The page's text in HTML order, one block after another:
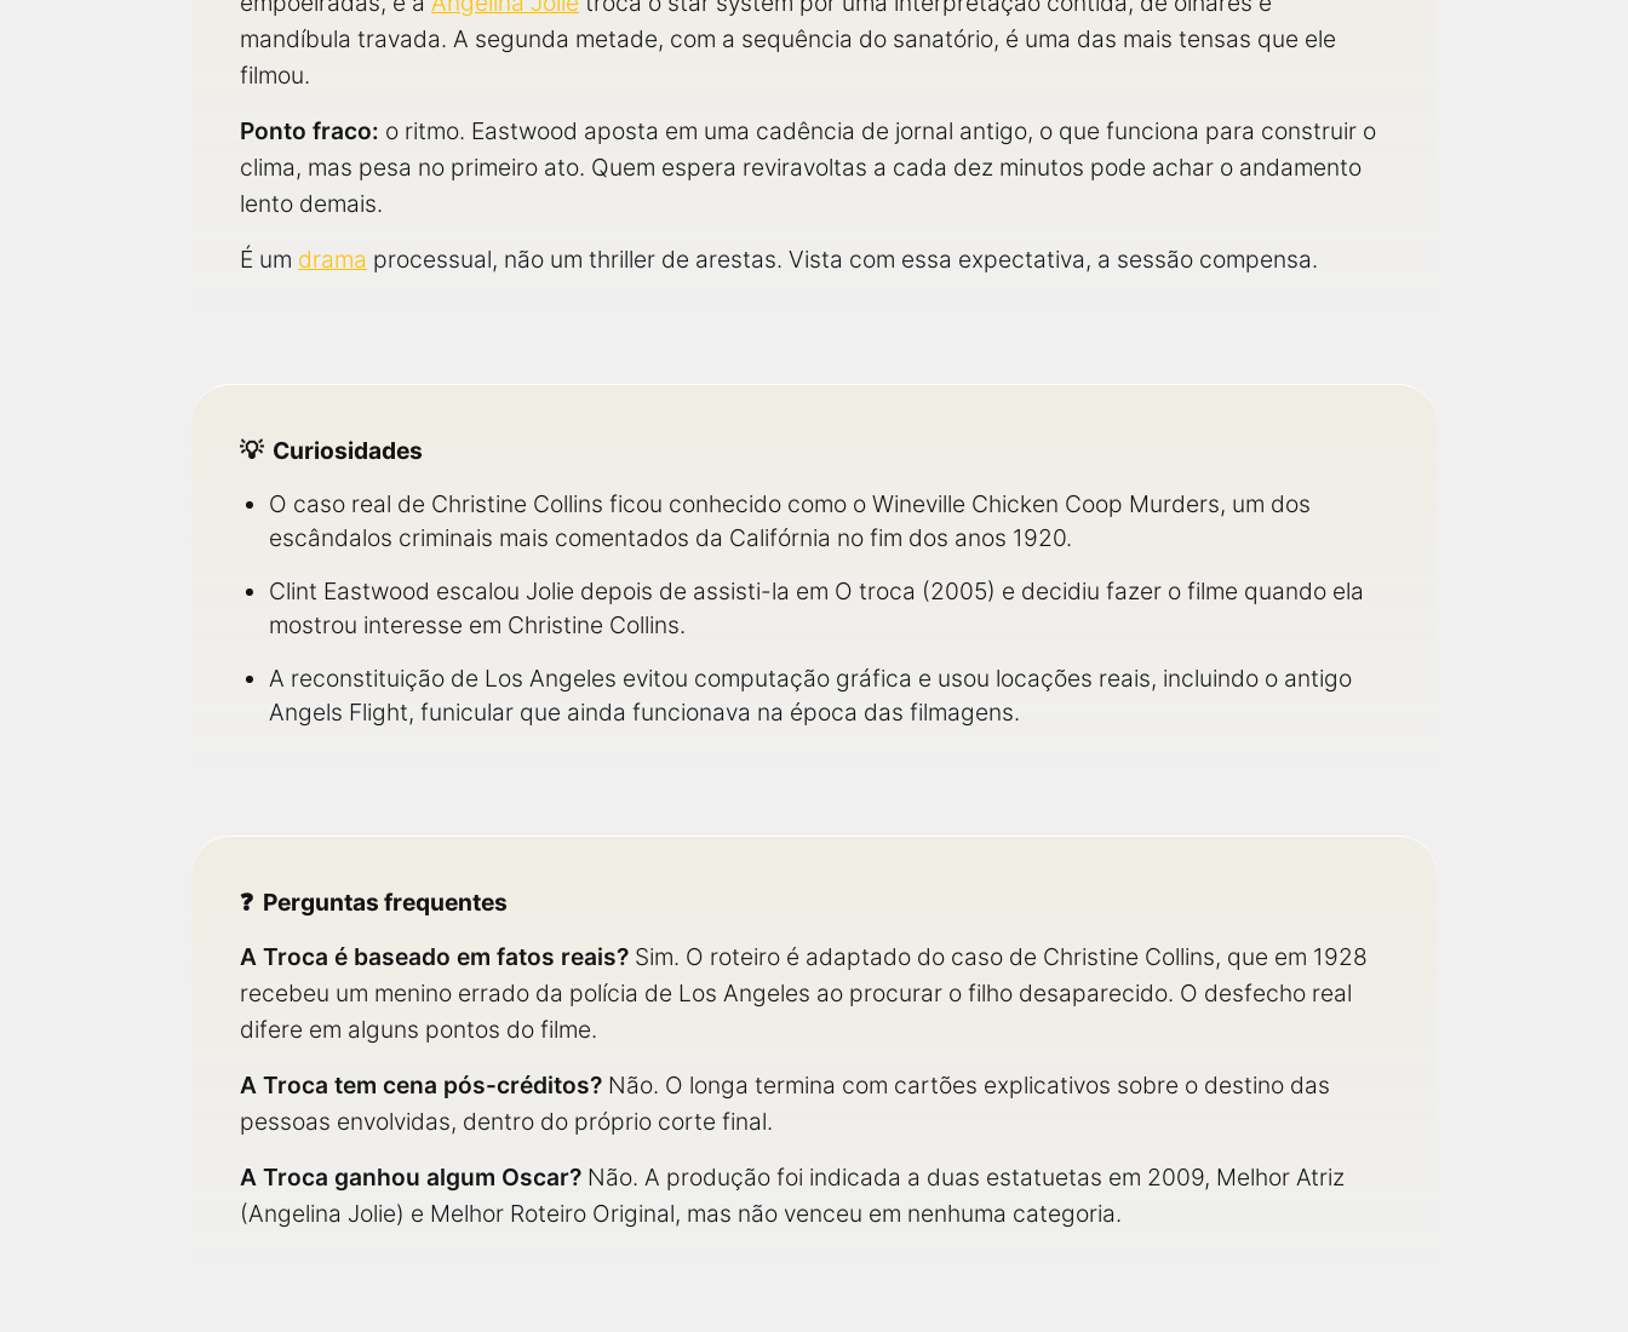
mandíbula travada. A segunda metade, com a sequência do sanatório, é uma das mais tensas que ele
filmou.
Ponto fraco: o ritmo. Eastwood aposta em uma cadência de jornal antigo, o que funciona para construir o
clima, mas pesa no primeiro ato. Quem espera reviravoltas a cada dez minutos pode achar o andamento
lento demais.
É um drama processual, não um thriller de arestas. Vista com essa expectativa, a sessão compensa.
Curiosidades
O caso real de Christine Collins ficou conhecido como o Wineville Chicken Coop Murders, um dos
escândalos criminais mais comentados da Califórnia no fim dos anos 1920.
Clint Eastwood escalou Jolie depois de assisti-la em O troca (2005) e decidiu fazer o filme quando ela
mostrou interesse em Christine Collins.
A reconstituição de Los Angeles evitou computação gráfica e usou locações reais, incluindo o antigo
Angels Flight, funicular que ainda funcionava na época das filmagens.
Perguntas frequentes
A Troca é baseado em fatos reais? Sim. O roteiro é adaptado do caso de Christine Collins, que em 1928
recebeu um menino errado da polícia de Los Angeles ao procurar o filho desaparecido. O desfecho real
difere em alguns pontos do filme.
A Troca tem cena pós-créditos? Não. O longa termina com cartões explicativos sobre o destino das
pessoas envolvidas, dentro do próprio corte final.
A Troca ganhou algum Oscar? Não. A produção foi indicada a duas estatuetas em 2009, Melhor Atriz
(Angelina Jolie) e Melhor Roteiro Original, mas não venceu em nenhuma categoria.